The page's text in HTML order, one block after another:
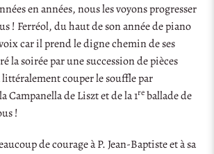
en années, nous les voyons progresser
! Ferréol, du haut de son année de piano
car il prend le digne chemin de ses
la soirée par une succession de pièces
couper le souffle par
Campanella de Liszt et de la 1reballade de
!
de courage à P. Jean-Baptiste et à sa